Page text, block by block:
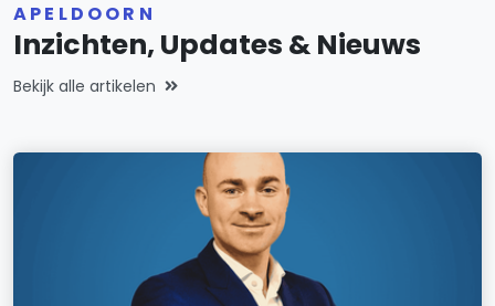
APELDOORN
Inzichten, Updates & Nieuws
Bekijk alle artikelen